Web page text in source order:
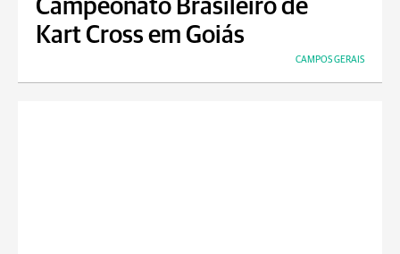
Campeonato Brasileiro de
Kart Cross em Goiás
CAMPOS GERAIS